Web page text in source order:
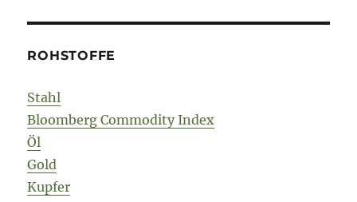
ROHSTOFFE
Stahl
Bloomberg Commodity Index
Öl
Gold
Kupfer